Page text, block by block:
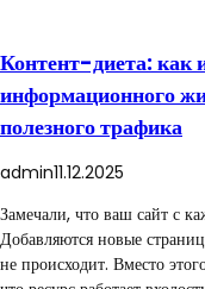
Контент-диета: как
информационного
полезного трафика
admin11.12.2025
Замечали, что ваш сайт с
Добавляются новые
не происходит. Вместо